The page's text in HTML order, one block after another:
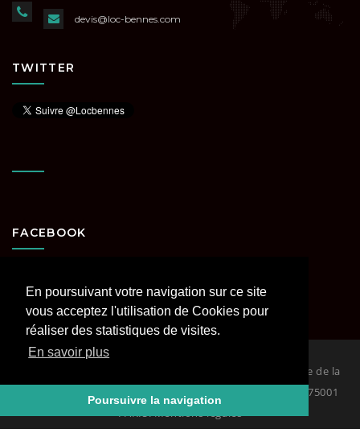
En poursuivant votre navigation sur ce site
vous acceptez l'utilisation de Cookies pour
réaliser des statistiques de visites.
En savoir plus
Poursuivre la navigation
devis@loc-bennes.com
TWITTER
FACEBOOK
Loc Bennes Paris et Région parisienne spécialiste de la
location de benne. RCS PARIS Siège : 29 rue Coquillière 75001
PARIS. Mentions légales